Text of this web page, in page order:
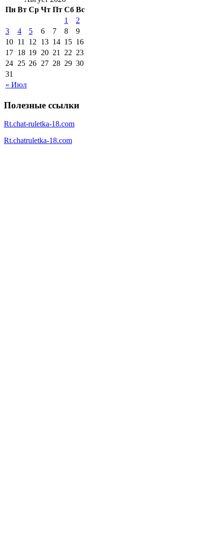
Пн Вт Ср Чт Пт Сб Вс
« Июл
1
2
3
4 5 6 7 8
9
10 11 12 13 14 15 16
17 18 19 20 21 22 23
24 25 26 27 28 29 30
31
Полезные ссылки
Rt.chat-ruletka-18.com
Rt.chatruletka-18.com